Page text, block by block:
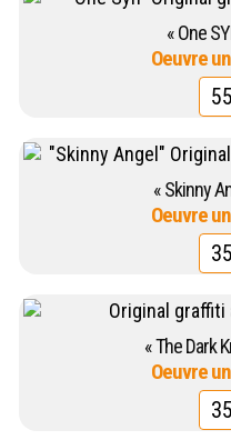
« One
« Skinny
« The Dark